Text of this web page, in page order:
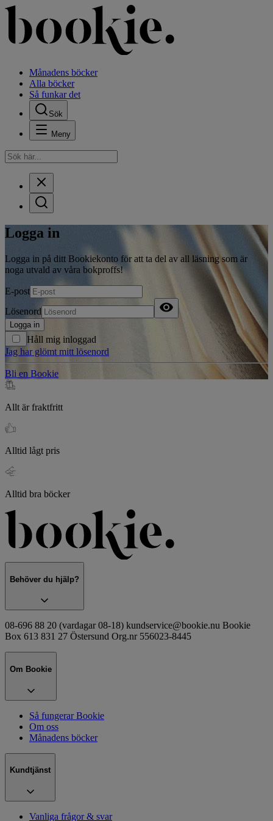
Månadens böcker
Alla böcker
Så funkar det
Sök
Meny
Logga in
Logga in på ditt Bookiekonto för att ta del av all läsning som är
noga utvald av våra bokproffs!
E-post
Lösenord
visibility
Logga in
Håll mig inloggad
Jag har glömt mitt lösenord
Bli en Bookie
Allt är fraktfritt
Alltid lågt pris
Alltid bra böcker
Behöver du hjälp?
08-696 88 20 (vardagar 08-18) kundservice@bookie.nu Bookie
Box 613 831 27 Östersund Org.nr 556023-8445
Om Bookie
Så fungerar Bookie
Om oss
Månadens böcker
Kundtjänst
Vanliga frågor & svar